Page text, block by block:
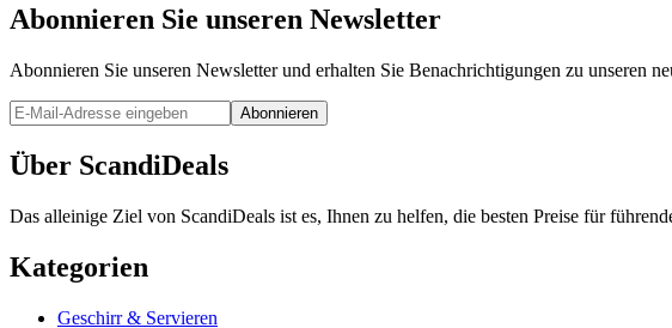
Abonnieren Sie unseren Newsletter
Abonnieren Sie unseren Newsletter und erhalten Sie Benachrichtigungen zu unseren
Abonnieren
Über ScandiDeals
Das alleinige Ziel von ScandiDeals ist es, Ihnen zu helfen, die besten Preise für
Kategorien
Geschirr & Servieren